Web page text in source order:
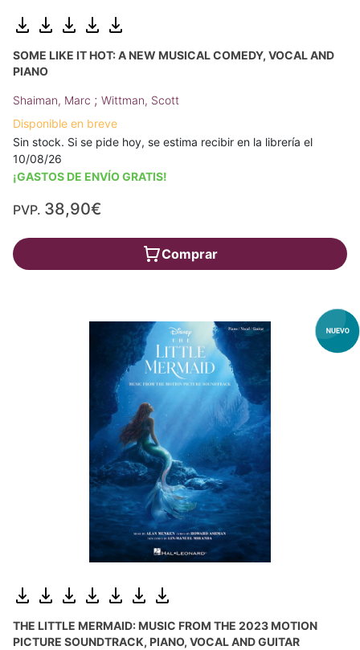
SOME LIKE IT HOT: A NEW MUSICAL COMEDY, VOCAL AND
PIANO
Shaiman, Marc ; Wittman, Scott
Disponible en breve
Sin stock. Si se pide hoy, se estima recibir en la librería el
10/08/26
¡GASTOS DE ENVÍO GRATIS!
PVP. 38,90€
Comprar
THE LITTLE MERMAID: MUSIC FROM THE 2023 MOTION
PICTURE SOUNDTRACK, PIANO, VOCAL AND GUITAR